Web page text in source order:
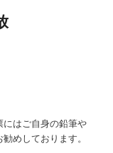
はご自身の鉛筆や
めしております。